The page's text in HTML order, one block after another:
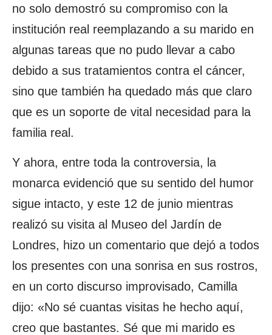
no solo demostró su compromiso con la
institución real reemplazando a su marido en
algunas tareas que no pudo llevar a cabo
debido a sus tratamientos contra el cáncer,
sino que también ha quedado más que claro
que es un soporte de vital necesidad para la
familia real.
Y ahora, entre toda la controversia, la
monarca evidenció que su sentido del humor
sigue intacto, y este 12 de junio mientras
realizó su visita al Museo del Jardín de
Londres, hizo un comentario que dejó a todos
los presentes con una sonrisa en sus rostros,
en un corto discurso improvisado, Camilla
dijo: «No sé cuantas visitas he hecho aquí,
creo que bastantes. Sé que mi marido es